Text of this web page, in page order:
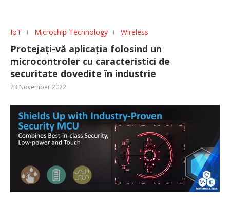
IoT Microchip Technology Wireless
Protejați-vă aplicația folosind un
microcontroler cu caracteristici de
securitate dovedite în industrie
23 November 2022